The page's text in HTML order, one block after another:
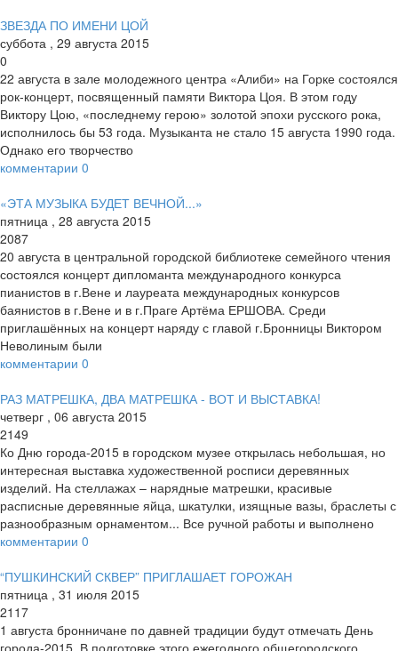
ЗВЕЗДА ПО ИМЕНИ ЦОЙ
суббота , 29 августа 2015
0
22 августа в зале молодежного центра «Алиби» на Горке состоялся
рок-концерт, посвященный памяти Виктора Цоя. В этом году
Виктору Цою, «последнему герою» золотой эпохи русского рока,
исполнилось бы 53 года. Музыканта не стало 15 августа 1990 года.
Однако его творчество
комментарии 0
«ЭТА МУЗЫКА БУДЕТ ВЕЧНОЙ...»
пятница , 28 августа 2015
2087
20 августа в центральной городской библиотеке семейного чтения
состоялся концерт дипломанта международного конкурса
пианистов в г.Вене и лауреата международных конкурсов
баянистов в г.Вене и в г.Праге Артёма ЕРШОВА. Среди
приглашённых на концерт наряду с главой г.Бронницы Виктором
Неволиным были
комментарии 0
РАЗ МАТРЕШКА, ДВА МАТРЕШКА - ВОТ И ВЫСТАВКА!
четверг , 06 августа 2015
2149
Ко Дню города-2015 в городском музее открылась небольшая, но
интересная выставка художественной росписи деревянных
изделий. На стеллажах – нарядные матрешки, красивые
расписные деревянные яйца, шкатулки, изящные вазы, браслеты с
разнообразным орнаментом... Все ручной работы и выполнено
комментарии 0
“ПУШКИНСКИЙ СКВЕР” ПРИГЛАШАЕТ ГОРОЖАН
пятница , 31 июля 2015
2117
1 августа бронничане по давней традиции будут отмечать День